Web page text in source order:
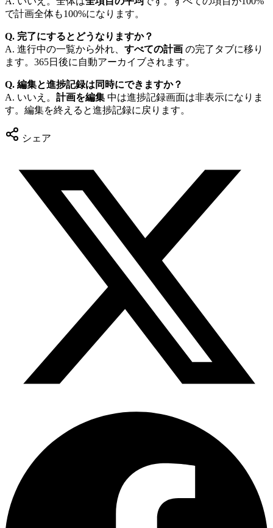
で計画全体も100%になります。
Q. 完了にするとどうなりますか？
A. 進行中の一覧から外れ、 すべての計画 の完了タブに移り
ます。365日後に自動アーカイブされます。
Q. 編集と進捗記録は同時にできますか？
A. いいえ。 計画を編集 中は進捗記録画面は非表示になりま
す。編集を終えると進捗記録に戻ります。
シェア